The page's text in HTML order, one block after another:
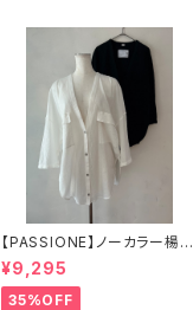
【PASSIONE】ノーカラー楊柳
シャツ 526956
¥9,295
35%OFF